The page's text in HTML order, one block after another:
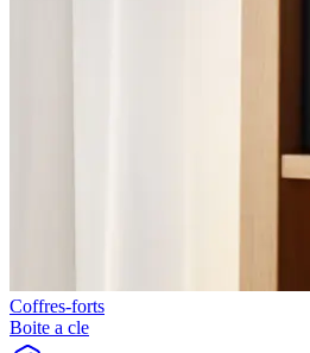
Coffres-forts
Boite a cle